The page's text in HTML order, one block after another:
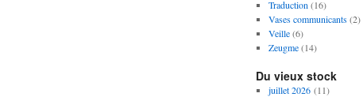
Traduction (16)
Vases communicants(2)
Veille(6)
Zeugme(14)
Du vieux stock
juillet 2026(11)